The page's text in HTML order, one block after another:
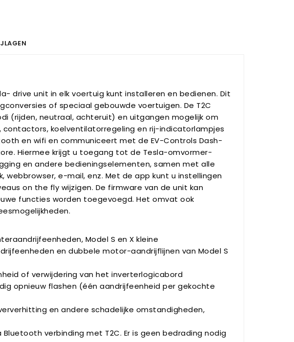
drive unit in elk voertuig kunt installeren en bedienen. Dit
of speciaal gebouwde voertuigen. De T2C
(rijden, neutraal, achteruit) en uitgangen mogelijk om
koelventilatorregeling en rij-indicatorlampjes
en wifi en communiceert met de EV-Controls Dash-
Hiermee krijgt u toegang tot de Tesla-omvormer-
en andere bedieningselementen, samen met alle
webbrowser, e-mail, enz. Met de app kunt u instellingen
on the fly wijzigen. De firmware van de unit kan
functies worden toegevoegd. Het omvat ook
Model S en X kleine
en dubbele motor-aandrijflijnen van Model S
of verwijdering van het inverterlogicabord
opnieuw flashen (één aandrijfeenheid per gekochte
en andere schadelijke omstandigheden,
verbinding met T2C. Er is geen bedrading nodig